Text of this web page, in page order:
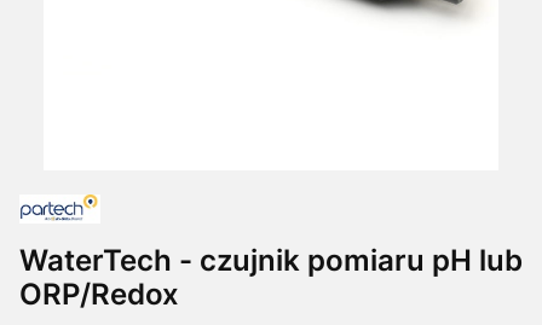
WaterTech - czujnik pomiaru pH lub
ORP/Redox